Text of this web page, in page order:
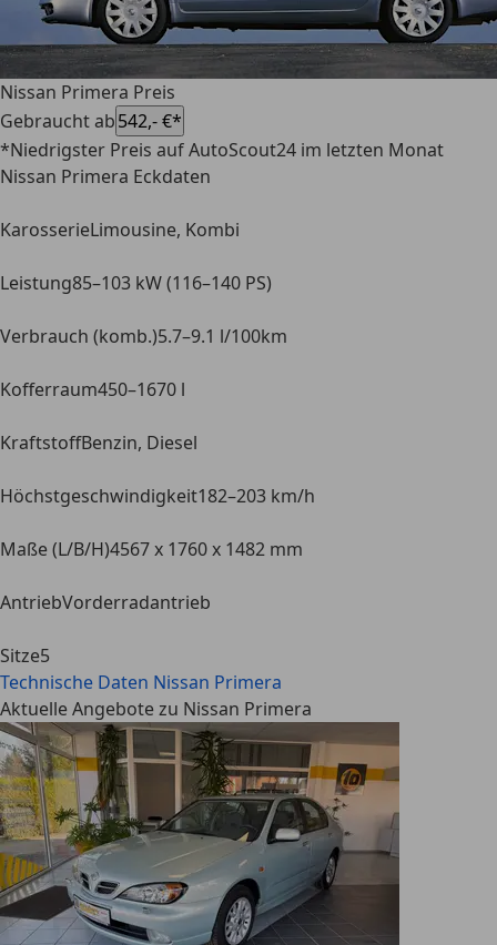
Nissan Primera Preis
Gebraucht ab542,- €*
*Niedrigster Preis auf AutoScout24 im letzten Monat
Nissan Primera Eckdaten
KarosserieLimousine, Kombi
Leistung85–103 kW (116–140 PS)
Verbrauch (komb.)5.7–9.1 l/100km
Kofferraum450–1670 l
KraftstoffBenzin, Diesel
Höchstgeschwindigkeit182–203 km/h
Maße (L/B/H)4567 x 1760 x 1482 mm
AntriebVorderradantrieb
Sitze5
Technische Daten Nissan Primera
Aktuelle Angebote zu Nissan Primera